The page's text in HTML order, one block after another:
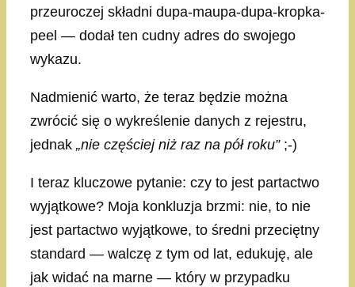
przeuroczej składni dupa-maupa-dupa-kropka-
peel — dodał ten cudny adres do swojego
wykazu.
Nadmienić warto, że teraz będzie można
zwrócić się o wykreślenie danych z rejestru,
jednak „nie częściej niż raz na pół roku”;-)
I teraz kluczowe pytanie: czy to jest partactwo
wyjątkowe? Moja konkluzja brzmi: nie, to nie
jest partactwo wyjątkowe, to średni przeciętny
standard — walczę z tym od lat, edukuję, ale
jak widać na marne — który w przypadku